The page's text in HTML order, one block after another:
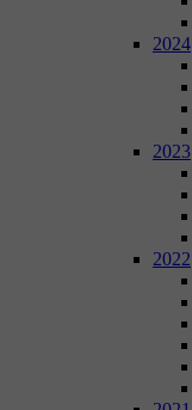
2024
2023
2022